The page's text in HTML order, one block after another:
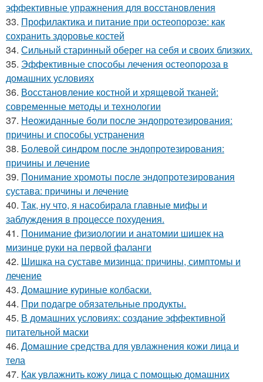
эффективные упражнения для восстановления
33. Профилактика и питание при остеопорозе: как
сохранить здоровье костей
34. Сильный старинный оберег на себя и своих близких.
35. Эффективные способы лечения остеопороза в
домашних условиях
36. Восстановление костной и хрящевой тканей:
современные методы и технологии
37. Неожиданные боли после эндопротезирования:
причины и способы устранения
38. Болевой синдром после эндопротезирования:
причины и лечение
39. Понимание хромоты после эндопротезирования
сустава: причины и лечение
40. Так, ну что, я насобирала главные мифы и
заблуждения в процессе похудения.
41. Понимание физиологии и анатомии шишек на
мизинце руки на первой фаланги
42. Шишка на суставе мизинца: причины, симптомы и
лечение
43. Домашние куриные колбаски.
44. При подагре обязательные продукты.
45. В домашних условиях: создание эффективной
питательной маски
46. Домашние средства для увлажнения кожи лица и
тела
47. Как увлажнить кожу лица с помощью домашних